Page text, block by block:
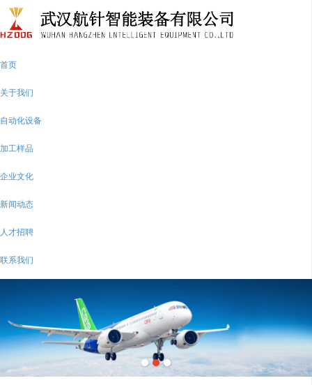
首页
关于我们
自动化设备
加工样品
企业文化
新闻动态
人才招聘
联系我们